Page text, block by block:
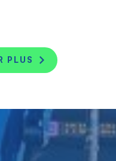
PLUS